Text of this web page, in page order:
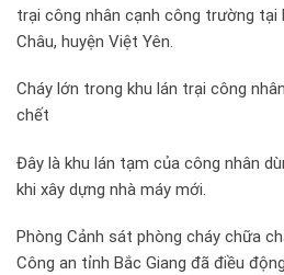
trại công nhân cạnh công trường tại
Châu, huyện Việt Yên.
Cháy lớn trong khu lán trại công
chết
Đây là khu lán tạm của công nhân
khi xây dựng nhà máy mới.
Phòng Cảnh sát phòng cháy chữa
Công an tỉnh Bắc Giang đã điều